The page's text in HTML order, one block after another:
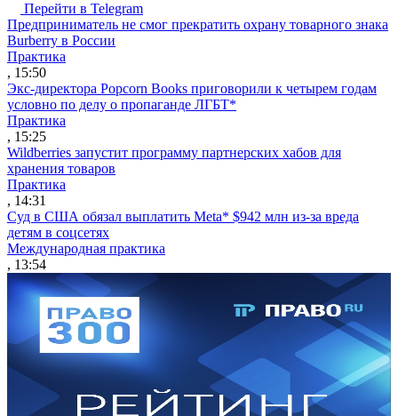
Перейти в Telegram
Предприниматель не смог прекратить охрану товарного знака
Burberry в России
Практика
, 15:50
Экс-директора Popcorn Books приговорили к четырем годам
условно по делу о пропаганде ЛГБТ*
Практика
, 15:25
Wildberries запустит программу партнерских хабов для
хранения товаров
Практика
, 14:31
Суд в США обязал выплатить Meta* $942 млн из-за вреда
детям в соцсетях
Международная практика
, 13:54